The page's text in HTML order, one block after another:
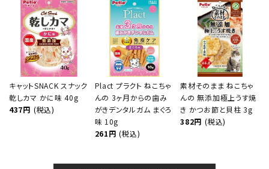
キャットSNACK スナック
乾しカマ かに味 40g
437円 (税込)
Plact プラクト ねこちゃ
んの 3ヶ月からの歯み
がきデンタルガム まぐろ
味 10g
261円 (税込)
素材そのまま ねこちゃ
んの 無添加極上うす焼
き かつお節と貝柱 3g
382円 (税込)